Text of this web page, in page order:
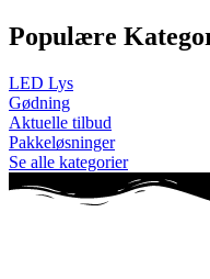
Populære
LED Lys
Gødning
Aktuelle tilbud
Pakkeløsninger
Se alle kategorier